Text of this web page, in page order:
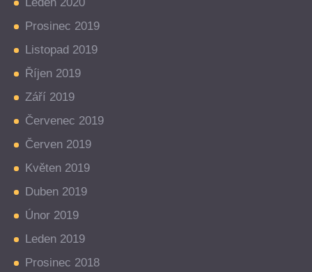
Prosinec 2019
Listopad 2019
Říjen 2019
Září 2019
Červenec 2019
Červen 2019
Květen 2019
Duben 2019
Únor 2019
Leden 2019
Prosinec 2018